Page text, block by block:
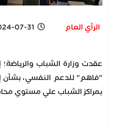
الرأي العام 07-31 7:09 PM
عقدت وزارة الشباب
"فاهم" للدعم النفسي، بشأن
بمراكز الشباب علي مستوي